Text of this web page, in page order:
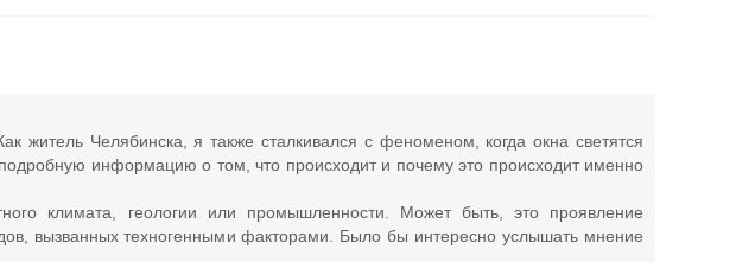
житель Челябинска, я также сталкивался с феноменом, когда окна светятся
информацию о том, что происходит и почему это происходит именно
климата, геологии или промышленности. Может быть, это проявление
вызванных техногенными факторами. Было бы интересно услышать мнение